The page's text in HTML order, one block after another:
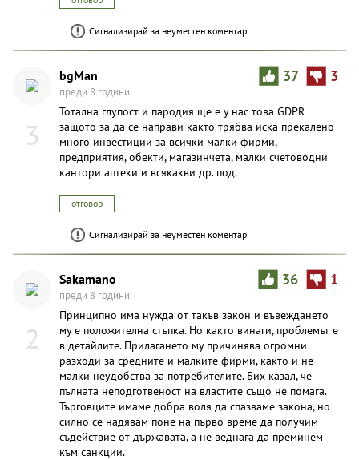
Сигнализирай за неуместен коментар
3
37 3
bgMan
преди 8 години
Тотална глупост и пародия ще е у нас това GDPR
защото за да се направи както трябва иска прекалено
много инвестиции за всички малки фирми,
предприятия, обекти, магазинчета, малки счетоводни
кантори аптеки и всякакви др. под.
отговор
Сигнализирай за неуместен коментар
2
36 1
Sakamano
преди 8 години
Принципно има нужда от такъв закон и въвеждането
му е положителна стъпка. Но както винаги, проблемът е
в детайлите. Прилагането му причинява огромни
разходи за средните и малките фирми, както и не
малки неудобства за потребителите. Бих казал, че
пълната неподготвеност на властите също не помага.
Търговците имаме добра воля да спазваме закона, но
силно се надявам поне на първо време да получим
съдействие от държавата, а не веднага да преминем
към санкции.